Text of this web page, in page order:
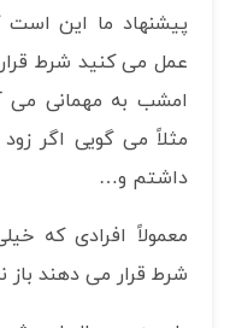
پیشنهاد ما این است
عمل می کنید شرط
امشب به مهمانی
مثلاً می گویی اگر
داشتم و…
معمولاً افرادی که
شرط قرار می دهند باز